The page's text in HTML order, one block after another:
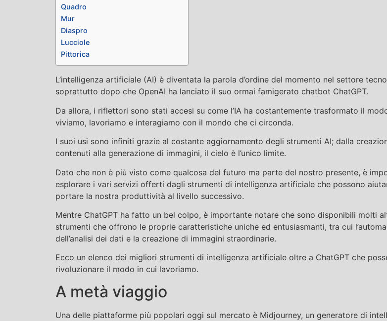
Quadro
Mur
Diaspro
Lucciole
Pittorica
L’intelligenza artificiale (AI) è diventata la parola d’ordine del momento nel settore
soprattutto dopo che OpenAI ha lanciato il suo ormai famigerato chatbot ChatGPT.
Da allora, i riflettori sono stati accesi su come l’IA ha costantemente trasformato il
viviamo, lavoriamo e interagiamo con il mondo che ci circonda.
I suoi usi sono infiniti grazie al costante aggiornamento degli strumenti AI; dalla
contenuti alla generazione di immagini, il cielo è l’unico limite.
Dato che non è più visto come qualcosa del futuro ma parte del nostro presente, è
esplorare i vari servizi offerti dagli strumenti di intelligenza artificiale che possono
portare la nostra produttività al livello successivo.
Mentre ChatGPT ha fatto un bel colpo, è importante notare che sono disponibili molti
strumenti che offrono le proprie caratteristiche uniche ed entusiasmanti, tra cui
dell’analisi dei dati e la creazione di immagini straordinarie.
Ecco un elenco dei migliori strumenti di intelligenza artificiale oltre a ChatGPT che
rivoluzionare il modo in cui lavoriamo.
A metà viaggio
Una delle piattaforme più popolari oggi sul mercato è Midjourney, un generatore di